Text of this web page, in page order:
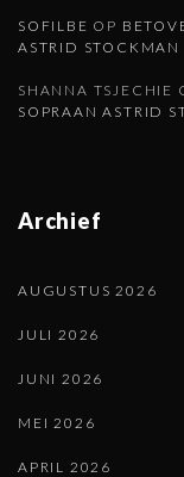
SOFILBE OP
ASTRID STOCKMAN
SHANNA TSJECHIE
SOPRAAN ASTRID
Archief
AUGUSTUS 2026
JULI 2026
JUNI 2026
MEI 2026
APRIL 2026